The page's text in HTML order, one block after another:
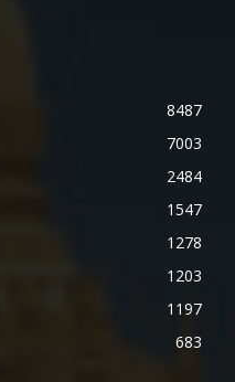
8487
7003
2484
1547
1278
1203
1197
683